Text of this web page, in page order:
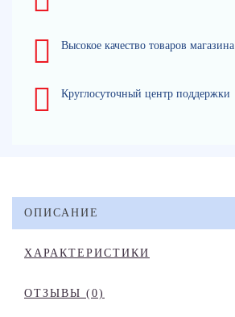
Высокое качество товаров магазина
Круглосуточный центр поддержки
ОПИСАНИЕ
ХАРАКТЕРИСТИКИ
ОТЗЫВЫ (0)